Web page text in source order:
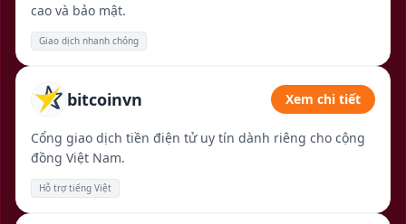
cao và bảo mật.
Giao dịch nhanh chóng
bitcoinvn Xem chi tiết
Cổng giao dịch tiền điện tử uy tín dành riêng cho cộng
đồng Việt Nam.
Hỗ trợ tiếng Việt